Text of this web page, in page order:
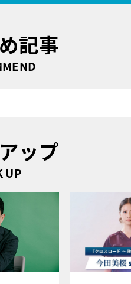
記事
ップ
UP